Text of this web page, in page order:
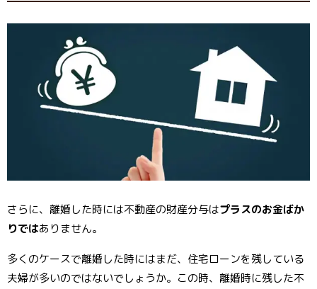
さらに、離婚した時には不動産の財産分与はプラスのお金ばか
りではありません。
多くのケースで離婚した時にはまだ、住宅ローンを残している
夫婦が多いのではないでしょうか。この時、離婚時に残した不